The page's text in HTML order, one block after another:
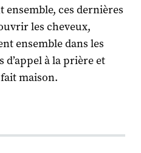
ensemble, ces dernières
les cheveux,
ensemble dans les
d’appel à la prière et
maison.